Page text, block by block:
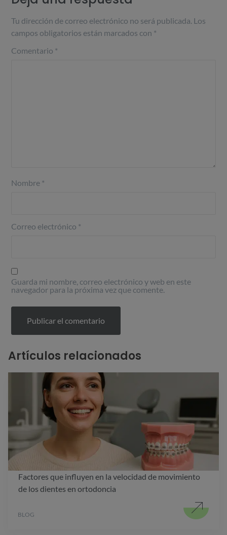
Tu dirección de correo electrónico no será publicada. Los
campos obligatorios están marcados con *
Comentario *
Nombre *
Correo electrónico *
Guarda mi nombre, correo electrónico y web en este
navegador para la próxima vez que comente.
Artículos relacionados
Factores que influyen en la velocidad de movimiento
de los dientes en ortodoncia
BLOG